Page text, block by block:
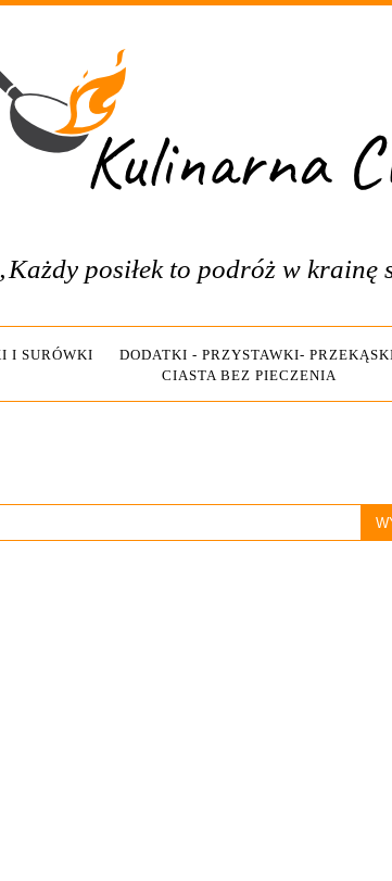
posiłek to podróż w krainę
I SURÓWKI DODATKI - PRZYSTAWKI-
CIASTA BEZ PIECZENIA